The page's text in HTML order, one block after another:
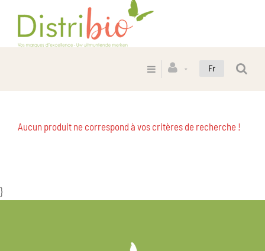
Fr
Aucun produit ne correspond à vos critères de recherche !
}